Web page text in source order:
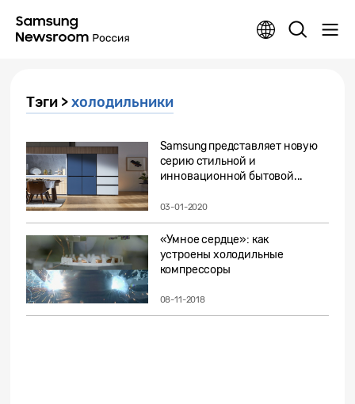
Тэги >холодильники
Samsung представляет новую
серию стильной и
инновационной бытовой...
03-01-2020
«Умное сердце»: как
устроены холодильные
компрессоры
08-11-2018